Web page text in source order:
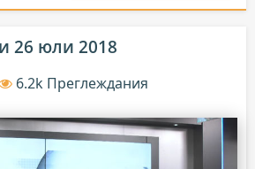
26 юли 2018
6.2k Преглеждания